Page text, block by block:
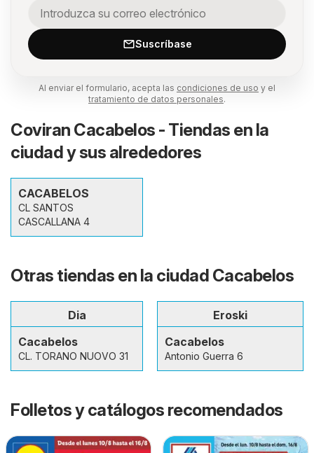
Suscríbase
Al enviar el formulario, acepta las condiciones de uso y el
tratamiento de datos personales.
Coviran Cacabelos - Tiendas en la
ciudad y sus alrededores
CACABELOS
CL SANTOS
CASCALLANA 4
Otras tiendas en la ciudad Cacabelos
Dia
Cacabelos
CL. TORANO NUOVO 31
Eroski
Cacabelos
Antonio Guerra 6
Folletos y catálogos recomendados